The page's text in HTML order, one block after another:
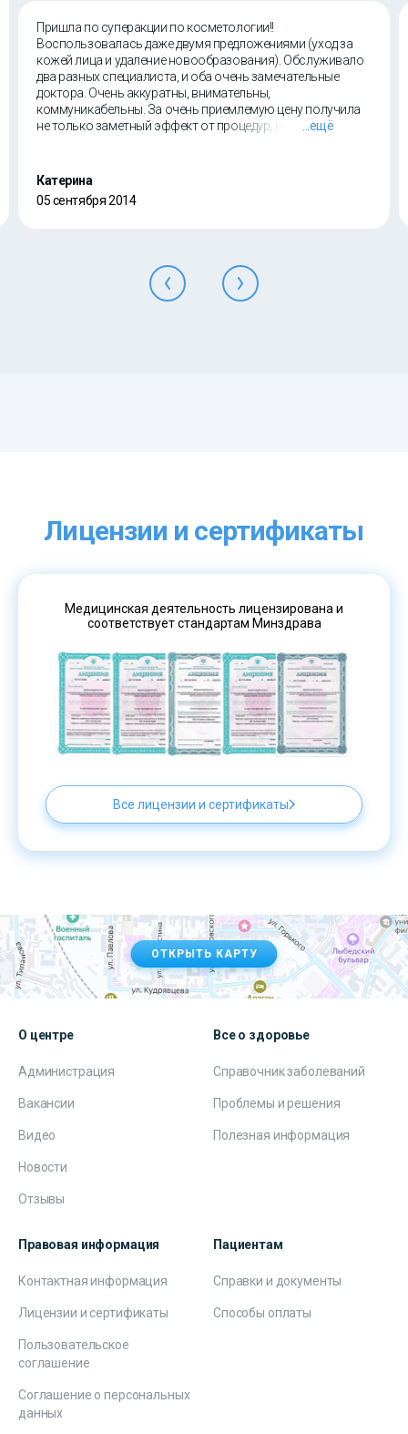
Пришла по суперакции по косметологии!!
Воспользовалась даже двумя предложениями (уход за
кожей лица и удаление новообразования). Обслуживало
два разных специалиста, и оба очень замечательные
доктора. Очень аккуратны, внимательны,
коммуникабельны. За очень приемлемую цену получила
не только заметный эффект от процедур, но и прекрасное
...ещё
Катерина
05 сентября 2014
Лицензии и сертификаты
Медицинская деятельность лицензирована и
соответствует стандартам Минздрава
Все лицензии и сертификаты
ОТКРЫТЬ КАРТУ
О центре
Администрация
Вакансии
Видео
Новости
Отзывы
Все о здоровье
Справочник заболеваний
Проблемы и решения
Полезная информация
Правовая информация
Контактная информация
Лицензии и сертификаты
Пользовательское
соглашение
Соглашение о персональных
данных
Пациентам
Справки и документы
Способы оплаты